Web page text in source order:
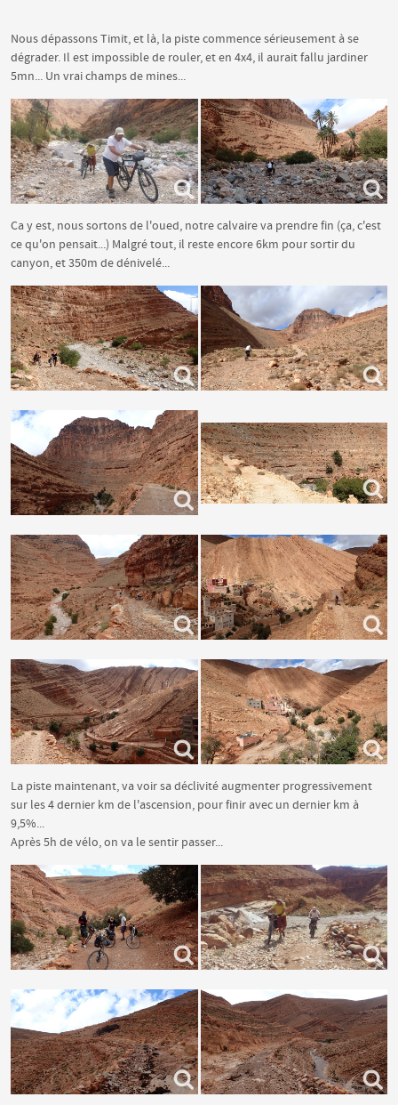
Nous dépassons Timit, et là, la piste commence sérieusement à se
dégrader. Il est impossible de rouler, et en 4x4, il aurait fallu jardiner
5mn... Un vrai champs de mines...
Ca y est, nous sortons de l'oued, notre calvaire va prendre fin (ça, c'est
ce qu'on pensait...) Malgré tout, il reste encore 6km pour sortir du
canyon, et 350m de dénivelé...
La piste maintenant, va voir sa déclivité augmenter progressivement
sur les 4 dernier km de l'ascension, pour finir avec un dernier km à
9,5%...
Après 5h de vélo, on va le sentir passer...